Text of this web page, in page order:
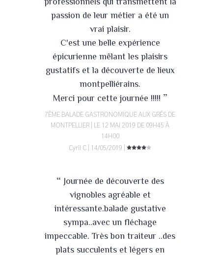
passion de leur métier a été un
vrai plaisir.
C'est une belle expérience
épicurienne mêlant les plaisirs
gustatifs et la découverte de lieux
montpelliérains.
Merci pour cette journée !!!!! ”
7ÈME BALADE GASTRONOMIQUE AUX GRÉS DE
MONTPELLIER | LE 12 MAI 2019 DE 09H45 À
14H00
Cyril C | 14/05/2019 |
“ Journée de découverte des
vignobles agréable et
intéressante.balade gustative
sympa..avec un fléchage
impeccable. Très bon traiteur ..des
plats succulents et légers en